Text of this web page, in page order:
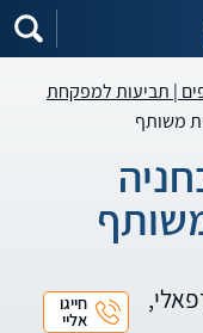
| תביעות למפקחת
משותף
חייגו
אליי